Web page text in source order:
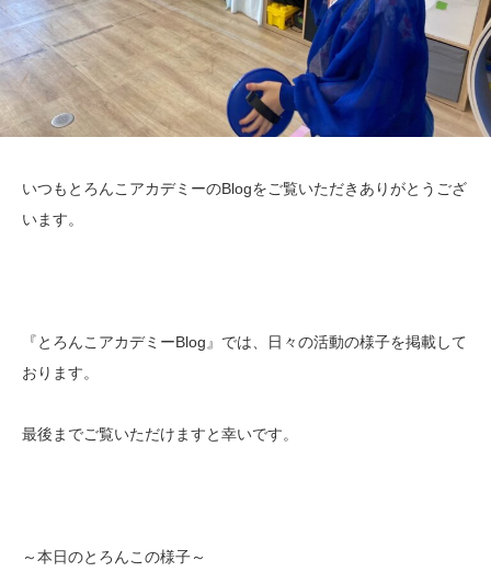
いつもとろんこアカデミーのBlogをご覧いただきありがとうござ
います。
『とろんこアカデミーBlog』では、日々の活動の様子を掲載して
おります。
最後までご覧いただけますと幸いです。
～本日のとろんこの様子～